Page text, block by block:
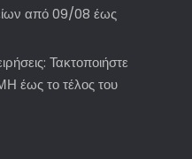
από 09/08 έως
Τακτοποιήστε
έως το τέλος του